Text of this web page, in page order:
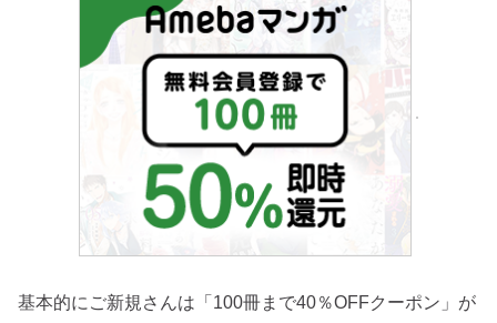
基本的にご新規さんは「100冊まで40％OFFクーポン」が